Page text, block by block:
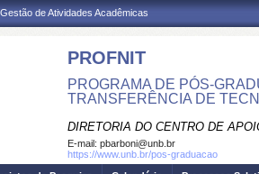
de Atividades Acadêmicas
PROFNIT
PROGRAMA DE PÓS-
TRANSFERÊNCIA DE
DIRETORIA DO CENTRO DE
E-mail: pbarboni@unb.br
https://www.unb.br/pos-graduacao